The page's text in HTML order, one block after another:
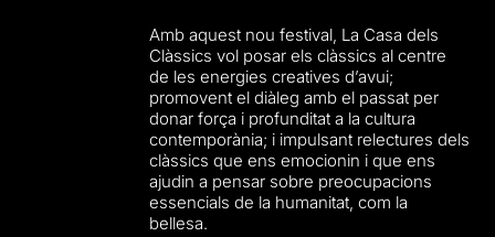
Amb aquest nou festival, La Casa dels
Clàssics vol posar els clàssics al centre
de les energies creatives d’avui;
promovent el diàleg amb el passat per
donar força i profunditat a la cultura
contemporània; i impulsant relectures dels
clàssics que ens emocionin i que ens
ajudin a pensar sobre preocupacions
essencials de la humanitat, com la
bellesa.